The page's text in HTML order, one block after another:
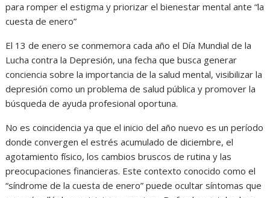
para romper el estigma y priorizar el bienestar mental ante “la
cuesta de enero”
El 13 de enero se conmemora cada año el Día Mundial de la
Lucha contra la Depresión, una fecha que busca generar
conciencia sobre la importancia de la salud mental, visibilizar la
depresión como un problema de salud pública y promover la
búsqueda de ayuda profesional oportuna.
No es coincidencia ya que el inicio del año nuevo es un período
donde convergen el estrés acumulado de diciembre, el
agotamiento físico, los cambios bruscos de rutina y las
preocupaciones financieras. Este contexto conocido como el
“síndrome de la cuesta de enero” puede ocultar síntomas que